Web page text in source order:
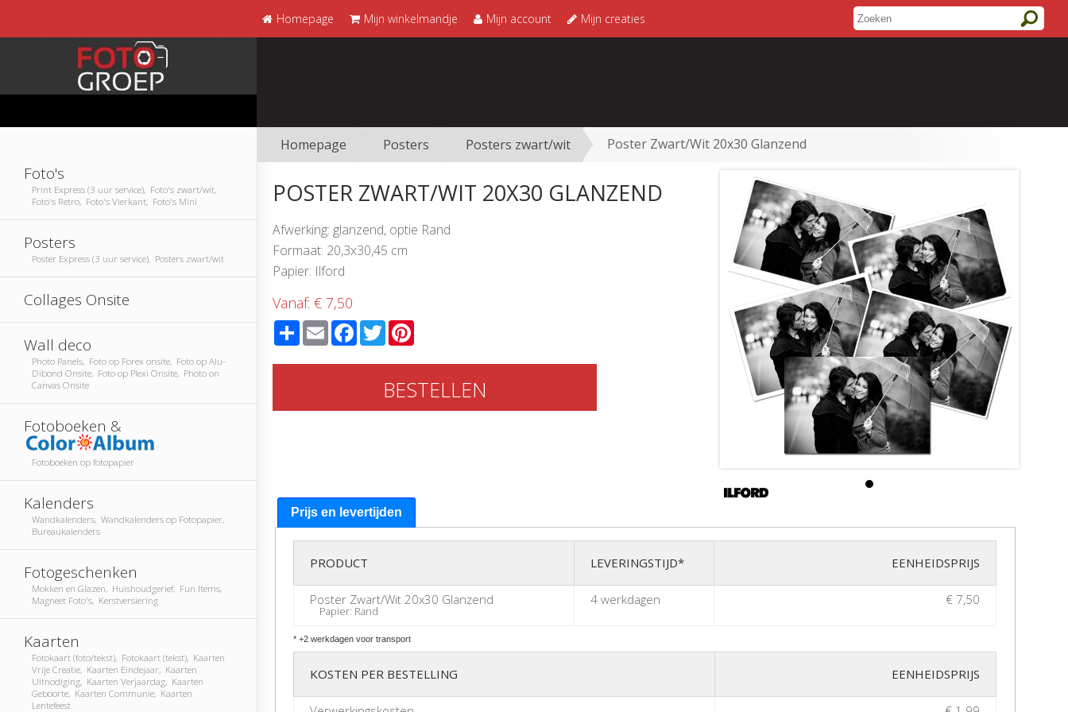
Homepage Mijn winkelmandje Mijn account Mijn creaties
Foto's
Print Express (3 uur service), Foto's zwart/wit,
Foto's Retro, Foto's Vierkant, Foto's Mini
Posters
Poster Express (3 uur service), Posters zwart/wit
Collages Onsite
Wall deco
Photo Panels, Foto op Forex onsite, Foto op Alu-
Dibond Onsite, Foto op Plexi Onsite, Photo on
Canvas Onsite
Fotoboeken &
Fotoboeken op fotopapier
Kalenders
Wandkalenders, Wandkalenders op Fotopapier,
Bureaukalenders
Fotogeschenken
Mokken en Glazen, Huishoudgerief, Fun Items,
Magneet Foto's, Kerstversiering
Kaarten
Fotokaart (foto/tekst), Fotokaart (tekst), Kaarten
Vrije Creatie, Kaarten Eindejaar, Kaarten
Uitnodiging, Kaarten Verjaardag, Kaarten
Geboorte, Kaarten Communie, Kaarten
Lentefeest
Homepage Posters Posters zwart/wit Poster Zwart/Wit 20x30 Glanzend
POSTER ZWART/WIT 20X30 GLANZEND
Afwerking: glanzend, optie Rand
Formaat: 20,3x30,45 cm
Papier: Ilford
Vanaf: € 7,50
ShareEmailFacebook
TwitterPinterest
BESTELLEN
Prijs en levertijden
PRODUCT LEVERINGSTIJD* EENHEIDSPRIJS
Poster Zwart/Wit 20x30 Glanzend
Papier: Rand
4 werkdagen € 7,50
* +2 werkdagen voor transport
KOSTEN PER BESTELLING EENHEIDSPRIJS